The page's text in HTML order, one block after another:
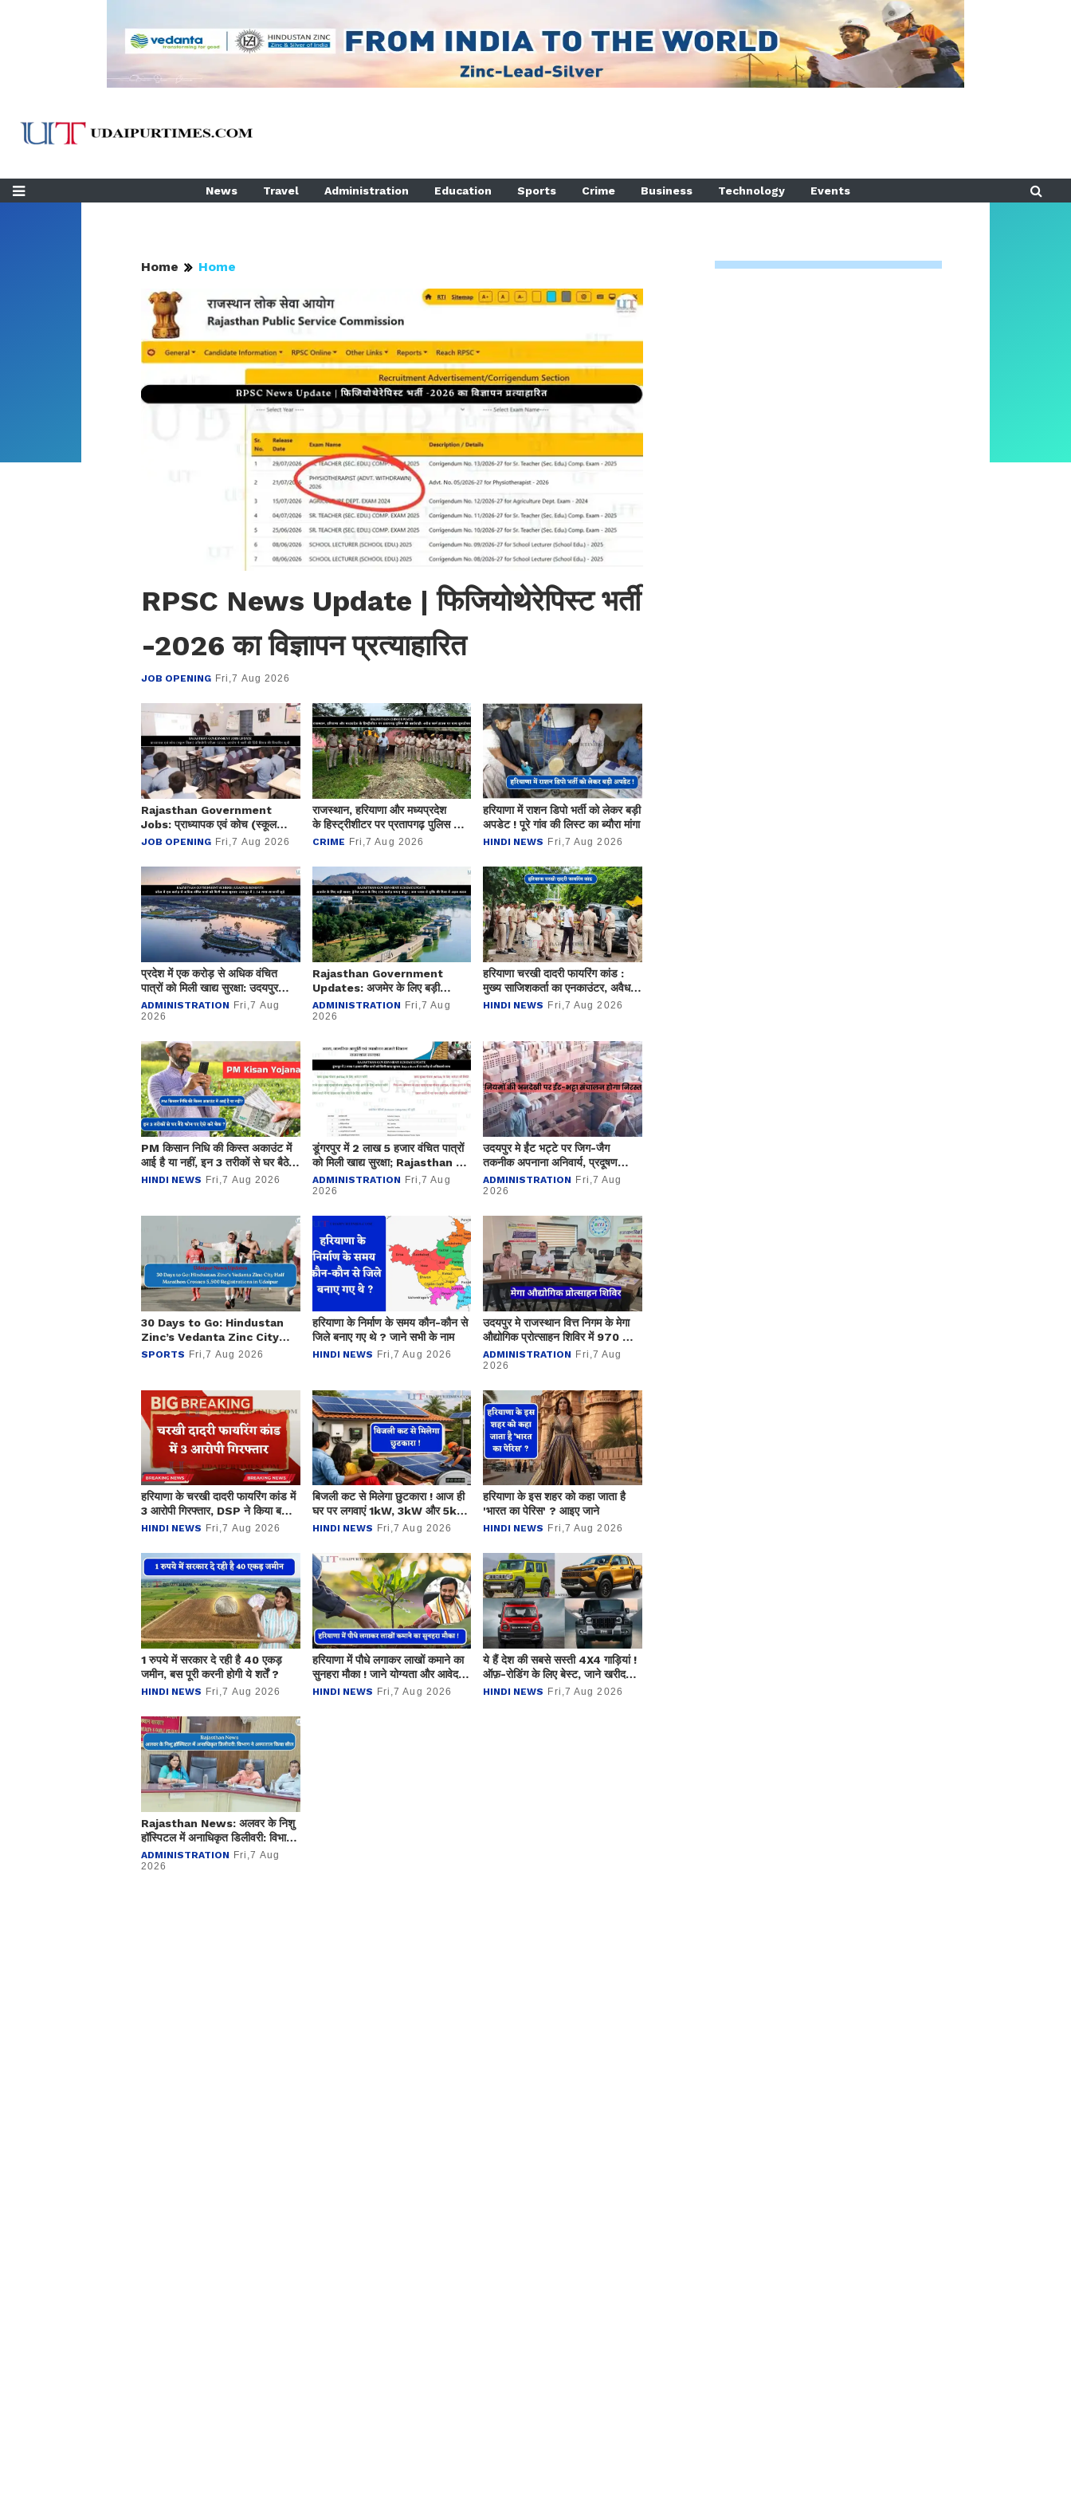
News Travel Administration Education Sports Crime Business Technology Events
Home Home
RPSC News Update | फिजियोथेरेपिस्ट भर्ती
-2026 का विज्ञापन प्रत्याहारित
JOB OPENING Fri,7 Aug 2026
Rajasthan Government
Jobs: प्राध्यापक एवं कोच (स्कूल
शिक्षा) प्रतियोगी परीक्षा-2025, आयोग
JOB OPENING Fri,7 Aug 2026
राजस्थान, हरियाणा और मध्यप्रदेश
के हिस्ट्रीशीटर पर प्रतापगढ़ पुलिस की
कार्यवाही: अवैध फार्म हाउस पर चला
CRIME Fri,7 Aug 2026
हरियाणा में राशन डिपो भर्ती को लेकर बड़ी
अपडेट ! पूरे गांव की लिस्ट का ब्यौरा मांगा
HINDI NEWS Fri,7 Aug 2026
प्रदेश में एक करोड़ से अधिक वंचित
पात्रों को मिली खाद्य सुरक्षा: उदयपुर
में 2.54 लाख लाभार्थी जुड़े
ADMINISTRATION Fri,7 Aug
2026
Rajasthan Government
Updates: अजमेर के लिए बड़ी
खबर; ड्रेनेज प्लान के लिए 150 करोड़
रूपए मंजूर
ADMINISTRATION Fri,7 Aug
2026
हरियाणा चरखी दादरी फायरिंग कांड :
मुख्य साजिशकर्ता का एनकाउंटर, अवैध
हथियार सहित दो अन्य आरोपी गिरफ्तार
HINDI NEWS Fri,7 Aug 2026
PM किसान निधि की किस्त अकाउंट में
आई है या नहीं, इन 3 तरीकों से घर बैठे
फोन करें चेक ?
HINDI NEWS Fri,7 Aug 2026
डूंगरपुर में 2 लाख 5 हजार वंचित पात्रों
को मिली खाद्य सुरक्षा; Rajasthan में
01 करोड़ से अधिकको लाभ
ADMINISTRATION Fri,7 Aug
2026
उदयपुर मे ईंट भट्टे पर जिग-जैग
तकनीक अपनाना अनिवार्य, प्रदूषण
नियंत्रण मण्डल ने कसा शिकंजा
ADMINISTRATION Fri,7 Aug
2026
30 Days to Go: Hindustan
Zinc’s Vedanta Zinc City
Half Marathon Crosses
SPORTS Fri,7 Aug 2026
हरियाणा के निर्माण के समय कौन-कौन से
जिले बनाए गए थे ? जाने सभी के नाम
HINDI NEWS Fri,7 Aug 2026
उदयपुर मे राजस्थान वित्त निगम के मेगा
औद्योगिक प्रोत्साहन शिविर में 970 लाख
के ऋण आवेदन प्राप्त
ADMINISTRATION Fri,7 Aug
2026
हरियाणा के चरखी दादरी फायरिंग कांड में
3 आरोपी गिरफ्तार, DSP ने किया बड़ा
खुलासा
HINDI NEWS Fri,7 Aug 2026
बिजली कट से मिलेगा छुटकारा ! आज ही
घर पर लगवाएं 1kW, 3kW और 5kW
ऑफ-ग्रिड सोलर सिस्टम, जाने कीमत ?
HINDI NEWS Fri,7 Aug 2026
हरियाणा के इस शहर को कहा जाता है
'भारत का पेरिस' ? आइए जाने
HINDI NEWS Fri,7 Aug 2026
1 रुपये में सरकार दे रही है 40 एकड़
जमीन, बस पूरी करनी होगी ये शर्तें ?
HINDI NEWS Fri,7 Aug 2026
हरियाणा में पौधे लगाकर लाखों कमाने का
सुनहरा मौका ! जाने योग्यता और आवेदन
का तरीका ?
HINDI NEWS Fri,7 Aug 2026
ये हैं देश की सबसे सस्ती 4X4 गाड़ियां !
ऑफ़-रोडिंग के लिए बेस्ट, जाने खरीदना
कितना रहेगा फायदेमंद ?
HINDI NEWS Fri,7 Aug 2026
Rajasthan News: अलवर के निशु
हॉस्पिटल में अनाधिकृत डिलीवरी: विभाग
ने अस्पताल किया सील
ADMINISTRATION Fri,7 Aug
2026